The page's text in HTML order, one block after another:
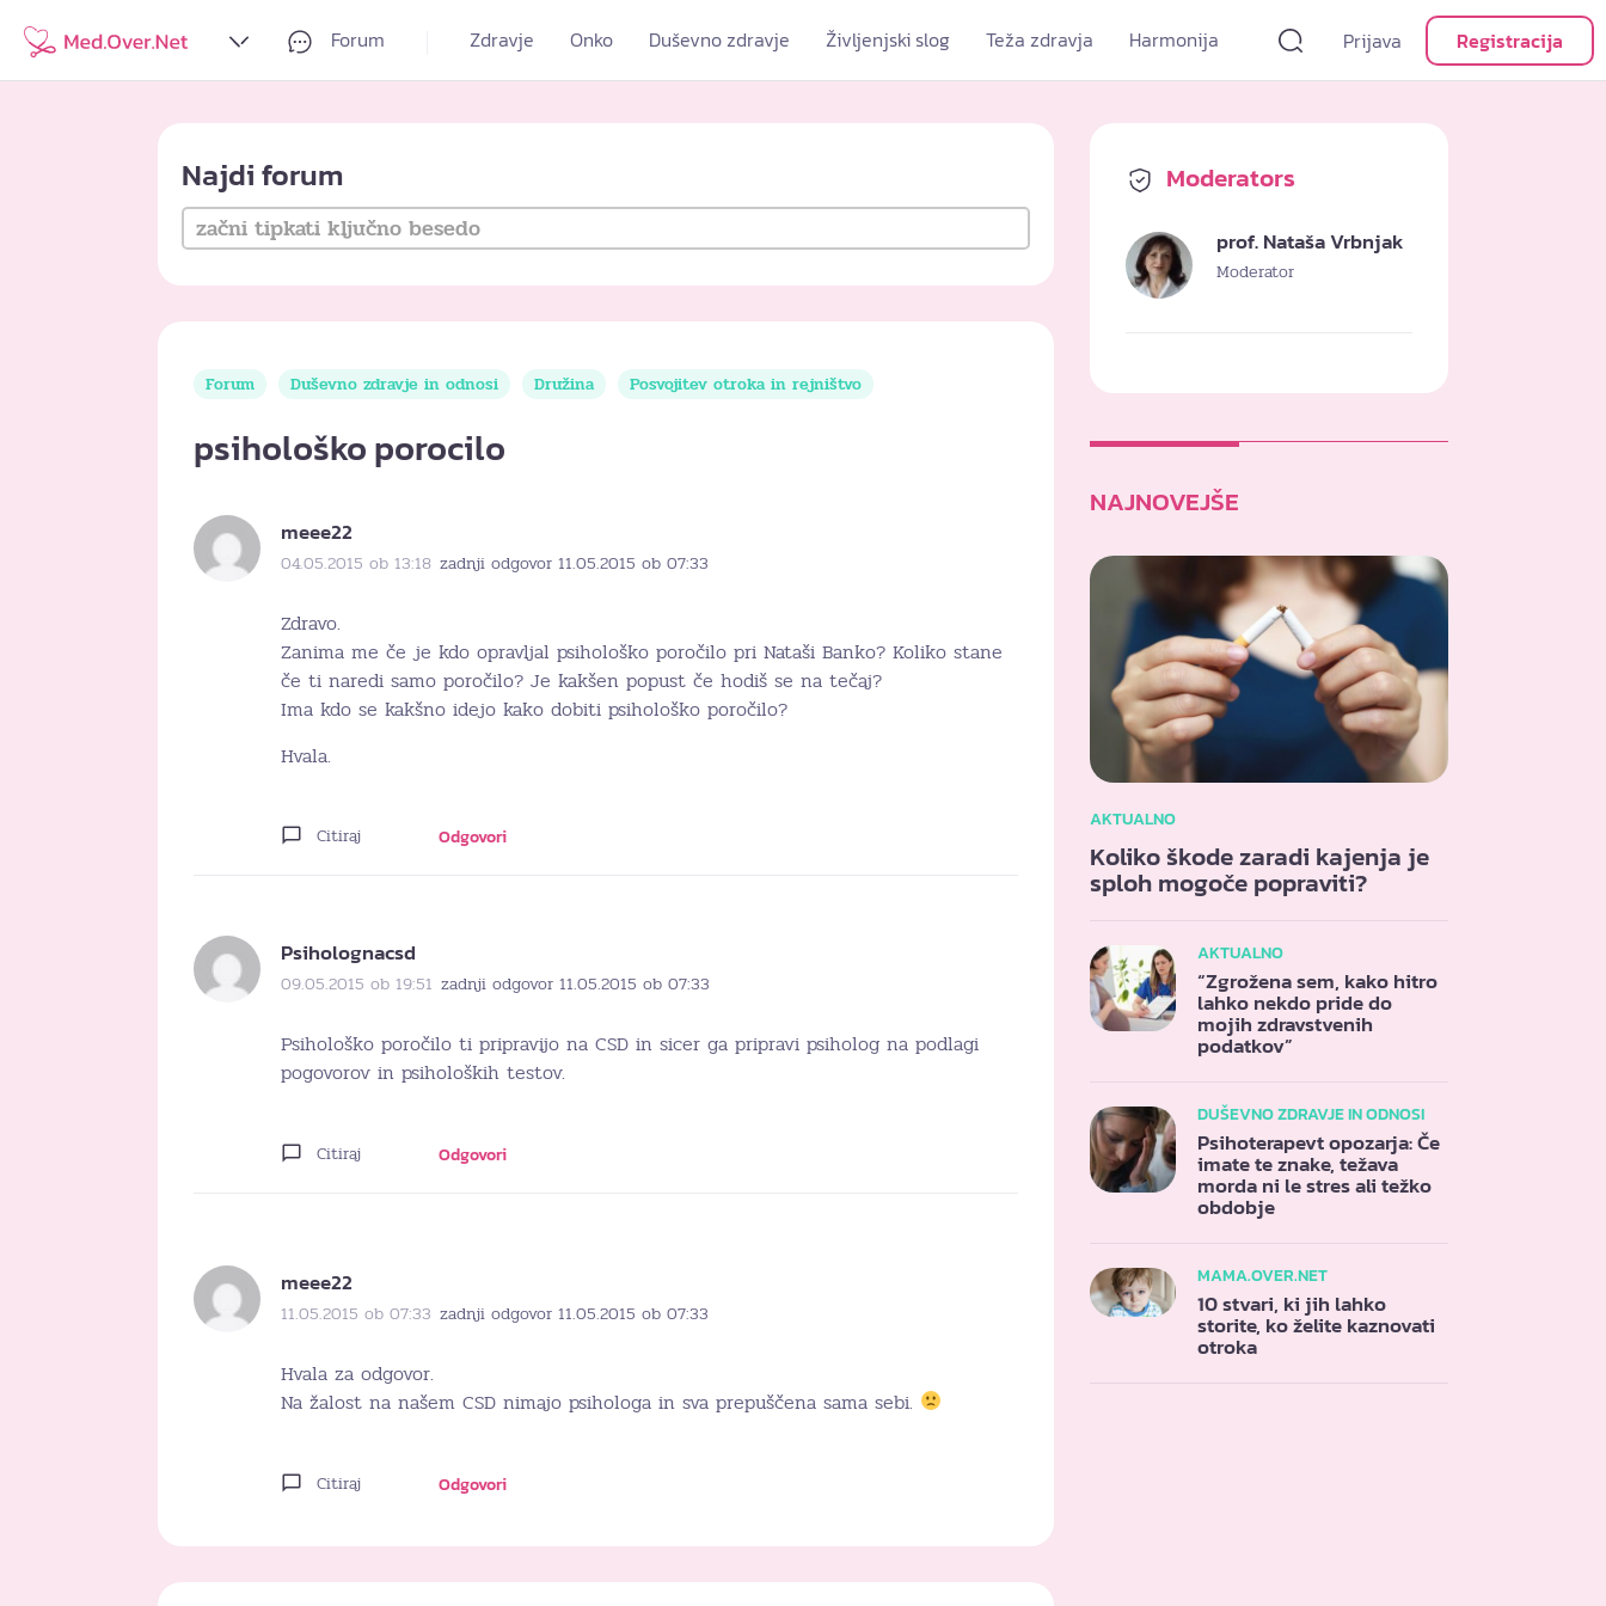
Forum Zdravje Onko Duševno zdravje Življenjski slog Teža zdravja Harmonija Prijava Registracija
Najdi forum
Forum Duševno zdravje in odnosi Družina Posvojitev otroka in rejništvo
psihološko porocilo
meee22
04.05.2015 ob 13:18 zadnji odgovor 11.05.2015 ob 07:33
Zdravo.
Zanima me če je kdo opravljal psihološko poročilo pri Nataši Banko? Koliko stane
če ti naredi samo poročilo? Je kakšen popust če hodiš se na tečaj?
Ima kdo se kakšno idejo kako dobiti psihološko poročilo?
Hvala.
Citiraj Odgovori
Psiholognacsd
09.05.2015 ob 19:51 zadnji odgovor 11.05.2015 ob 07:33
Psihološko poročilo ti pripravijo na CSD in sicer ga pripravi psiholog na podlagi
pogovorov in psiholoških testov.
Citiraj Odgovori
meee22
11.05.2015 ob 07:33 zadnji odgovor 11.05.2015 ob 07:33
Hvala za odgovor.
Na žalost na našem CSD nimajo psihologa in sva prepuščena sama sebi.
Citiraj Odgovori
Moderators
prof. Nataša Vrbnjak
Moderator
NAJNOVEJŠE
AKTUALNO
Koliko škode zaradi kajenja je
sploh mogoče popraviti?
AKTUALNO
“Zgrožena sem, kako hitro
lahko nekdo pride do
mojih zdravstvenih
podatkov”
DUŠEVNO ZDRAVJE IN ODNOSI
Psihoterapevt opozarja: Če
imate te znake, težava
morda ni le stres ali težko
obdobje
MAMA.OVER.NET
10 stvari, ki jih lahko
storite, ko želite kaznovati
otroka